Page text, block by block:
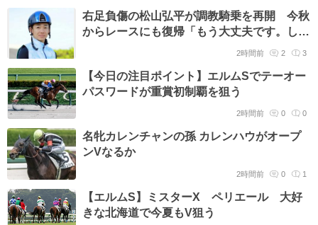
右足負傷の松山弘平が調教騎乗を再開 今秋
からレースにも復帰「もう大丈夫です。しっ
かりいいレースをして恩返しを」
2時間前 2 3
【今日の注目ポイント】エルムSでテーオー
パスワードが重賞初制覇を狙う
2時間前 0 0
名牝カレンチャンの孫 カレンハウがオープ
ンVなるか
2時間前 0 1
【エルムS】ミスターX ペリエール 大好
きな北海道で今夏もV狙う